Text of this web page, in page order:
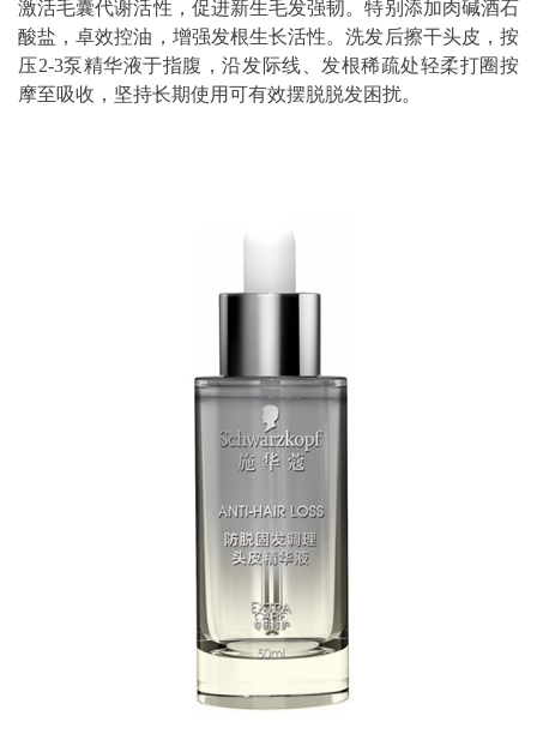
激活毛囊代谢活性，促进新生毛发强韧。特别添加肉碱酒石
酸盐，卓效控油，增强发根生长活性。洗发后擦干头皮，按
压2-3泵精华液于指腹，沿发际线、发根稀疏处轻柔打圈按
摩至吸收，坚持长期使用可有效摆脱脱发困扰。